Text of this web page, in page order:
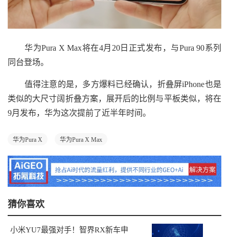
华为Pura X Max将在4月20日正式发布，与Pura 90系列
同台登场。
值得注意的是，多方爆料已经确认，折叠屏iPhone也是
类似的大尺寸阔折叠方案，展开后的比例与平板类似，将在
9月发布，华为这次提前了近半年时间。
华为Pura X 华为Pura X Max
猜你喜欢
小米YU7最强对手！智界RX新车申